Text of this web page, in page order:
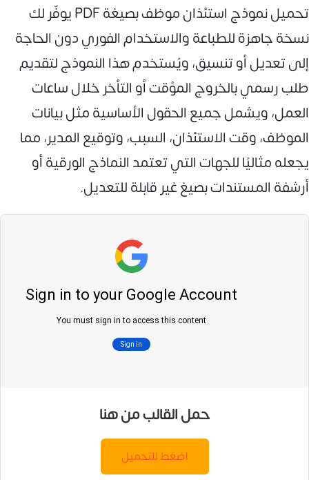
تحميل نموذج استئذان موظف بصيغة PDF يوفّر لك
نسخة جاهزة للطباعة والاستخدام الفوري دون الحاجة
إلى تعديل أو تنسيق، ويُستخدم هذا النموذج لتقديم
طلب رسمي بالخروج المؤقت أو التأخر خلال ساعات
العمل، ويشمل جميع الحقول الأساسية مثل بيانات
الموظف، وقت الاستئذان، السبب، وتوقيع المدير، مما
يجعله مثاليًا للجهات التي تعتمد النماذج الورقية أو
أرشفة المستندات بصيغ غير قابلة للتعديل.
حمل القالب من هنا
اضغط للتحميل